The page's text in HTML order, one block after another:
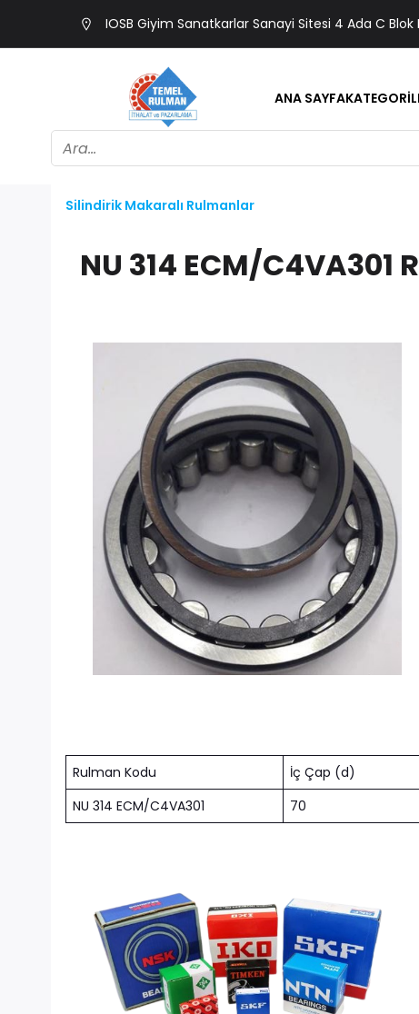
IOSB Giyim Sanatkarlar Sanayi Sitesi 4 Ada C Blok
ANA SAYFA
Silindirik Makaralı Rulmanlar
NU 314 ECM/C4VA301
Rulman Kodu İç Çap (d)
NU 314 ECM/C4VA301
70